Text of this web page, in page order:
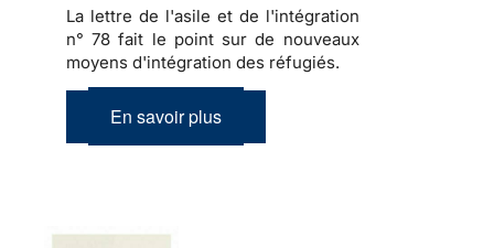
La lettre de l'asile et de l'intégration
n° 78 fait le point sur de nouveaux
moyens d'intégration des réfugiés.
En savoir plus